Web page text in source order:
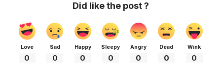
Did like the post ?
Love
0
Sad
0
Happy
0
Sleepy
0
Angry
0
Dead
0
Wink
0